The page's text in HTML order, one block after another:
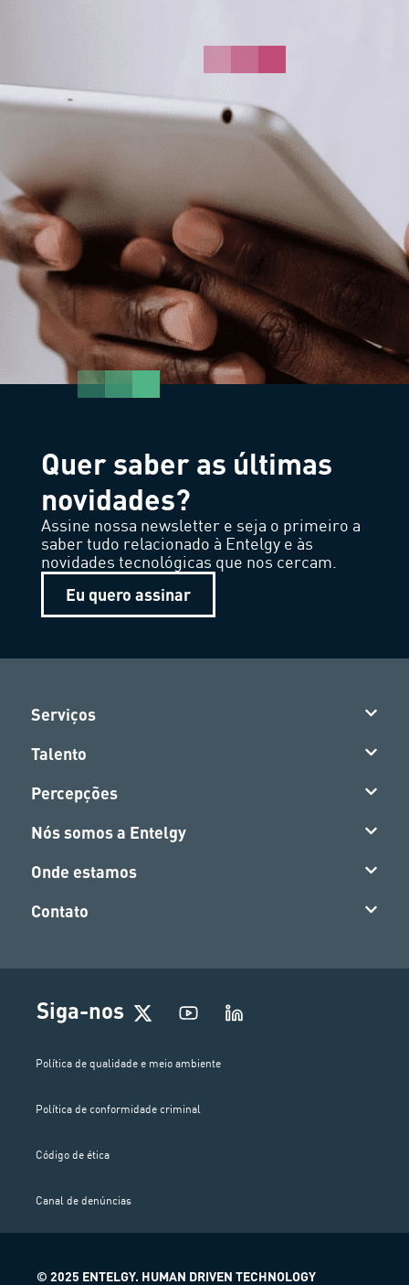
Quer saber as últimas
novidades?
Assine nossa newsletter e seja o primeiro a
saber tudo relacionado à Entelgy e às
novidades tecnológicas que nos cercam.
Eu quero assinar
Serviços
Talento
Percepções
Nós somos a Entelgy
Onde estamos
Contato
Siga-nos
Política de qualidade e meio ambiente
Política de conformidade criminal
Código de ética
Canal de denúncias
© 2025 ENTELGY. HUMAN DRIVEN TECHNOLOGY